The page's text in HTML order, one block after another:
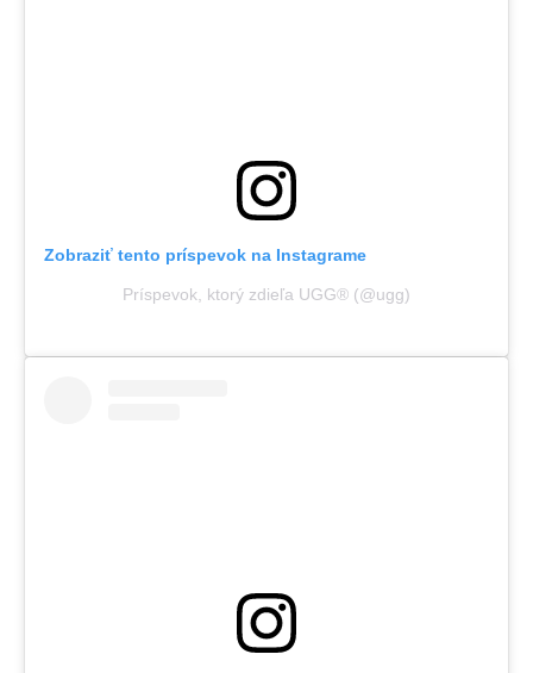
Zobraziť tento príspevok na Instagrame
Príspevok, ktorý zdieľa UGG® (@ugg)